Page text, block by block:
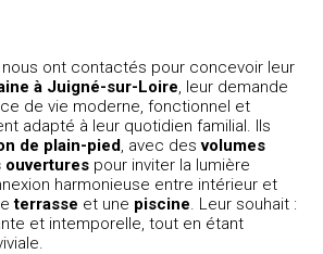
ont contactés pour concevoir leur
à Juigné-sur-Loire , leur demande
de vie moderne, fonctionnel et
adapté à leur quotidien familial. Ils
de plain-pied , avec desvolumes
ouvertures pour inviter la lumière
harmonieuse entre intérieur et
terrasse et une piscine . Leur souhait :
et intemporelle, tout en étant